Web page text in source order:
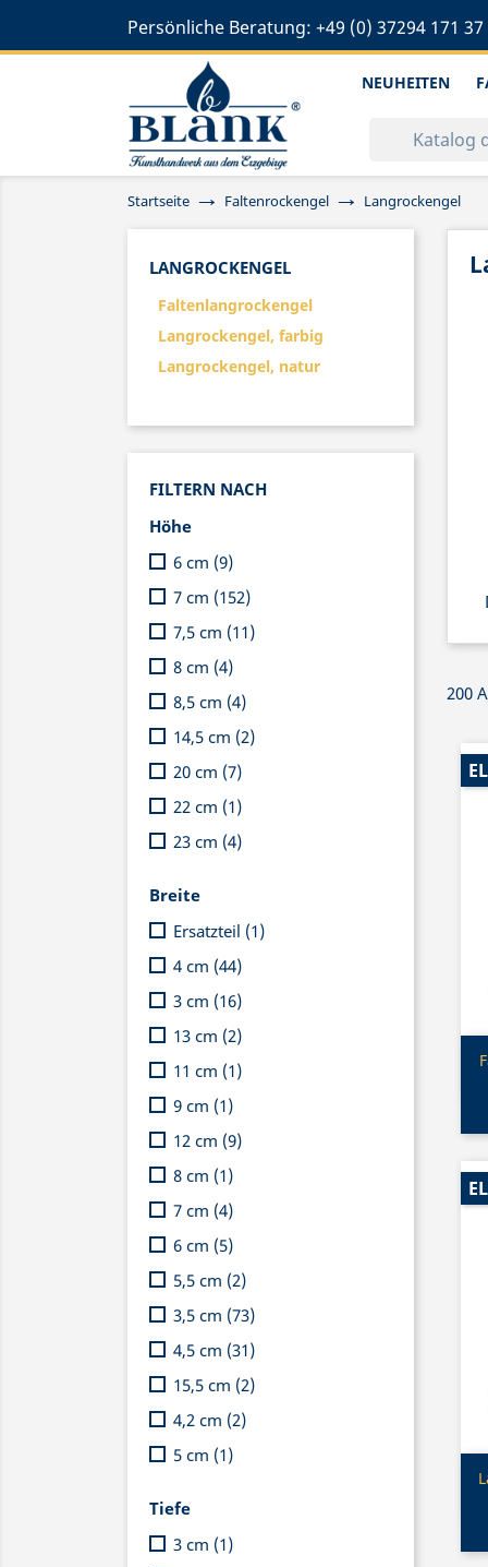
Persönliche Beratung: +49 (0) 37294 171 37
NEUHEITEN
Startseite Faltenrockengel Langrockengel
LANGROCKENGEL
Faltenlangrockengel
Langrockengel, farbig
Langrockengel, natur
FILTERN NACH
Höhe
6 cm (9)
7 cm (152)
7,5 cm (11)
8 cm (4)
8,5 cm (4)
14,5 cm (2)
20 cm (7)
22 cm (1)
23 cm (4)
Breite
Ersatzteil (1)
4 cm (44)
3 cm (16)
13 cm (2)
11 cm (1)
9 cm (1)
12 cm (9)
8 cm (1)
7 cm (4)
6 cm (5)
5,5 cm (2)
3,5 cm (73)
4,5 cm (31)
15,5 cm (2)
4,2 cm (2)
5 cm (1)
Tiefe
3 cm (1)
200